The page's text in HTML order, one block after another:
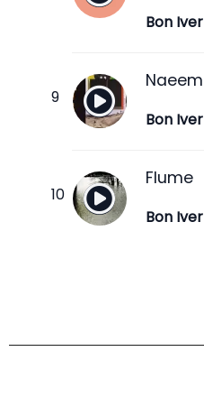
Bon Iver
Naeem
Bon Iver
Flume
Bon Iver